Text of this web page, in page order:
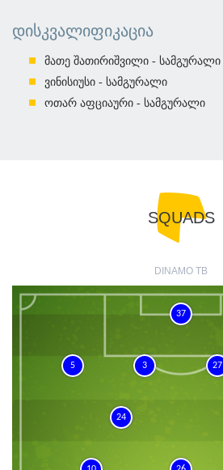
ᲓᲘᲡᲙᲕᲐᲚᲘᲤᲘᲙᲐᲪᲘᲐ
მათე შათირიშვილი - სამგურალი
ვინისიუსი - სამგურალი
ოთარ აფციაური - სამგურალი
SQUADS
DINAMO TB
37
5 3 27
24